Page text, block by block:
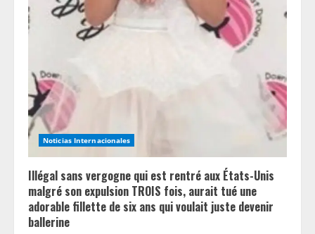
Noticias Internacionales
Illégal sans vergogne qui est rentré aux États-Unis
malgré son expulsion TROIS fois, aurait tué une
adorable fillette de six ans qui voulait juste devenir
ballerine